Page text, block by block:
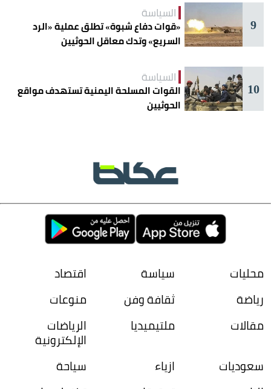
9
السياسة
«قوات دفاع شبوة» تطلق عملية «الرد
السريع» وتدك معاقل الحوثيين
10
السياسة
القوات المسلحة اليمنية تستهدف مواقع
الحوثيين
محليات سياسة
اقتصاد
رياضة
ثقافة وفن
منوعات
مقالات
ملتيميديا الرياضات
الإلكترونية
سعوديات
ازياء
سياحة